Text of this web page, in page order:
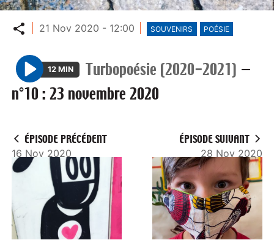
Partager
21 Nov 2020 - 12:00 SOUVENIRS POÉSIE
P
l
12 MIN Turbopoésie (2020-2021) —
n°10 : 23 novembre 2020
ÉPISODE PRÉCÉDENT
16 Nov 2020
ÉPISODE SUIVANT
28 Nov 2020